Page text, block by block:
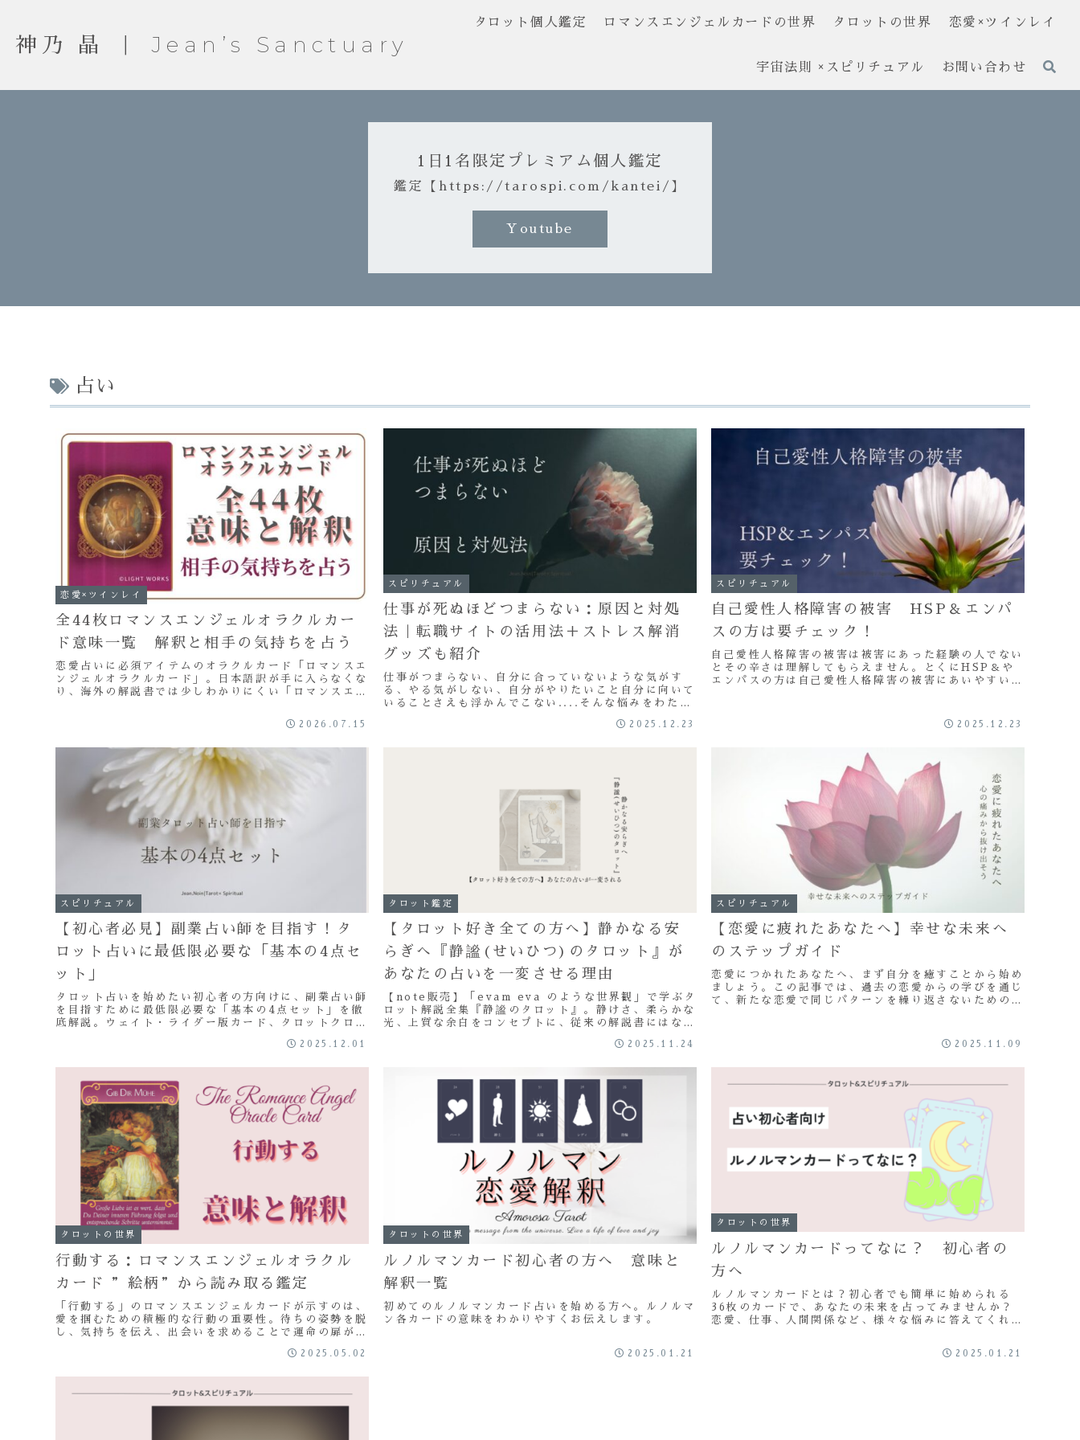
神乃 晶 ｜ Jean’s Sanctuary
タロット個人鑑定 ロマンスエンジェルカードの世界 タロットの世界 恋愛×ツインレイ
宇宙法則 ×スピリチュアル お問い合わせ
1日1名限定プレミアム個人鑑定
鑑定【https://tarospi.com/kantei/】
Youtube
占い
恋愛×ツインレイ
全44枚ロマンスエンジェルオラクルカー
ド意味一覧 解釈と相手の気持ちを占う
恋愛占いに必須アイテムのオラクルカード「ロマンスエ
ンジェルオラクルカード」。日本語訳が手に入らなくな
り、海外の解説書では少しわかりにくい「ロマンスエン
るツールとして情報発信しています。個人的な解釈もあ
わせて紹介していますので、リーディングの参考にされ
2026.07.15
スピリチュアル
仕事が死ぬほどつまらない：原因と対処
法｜転職サイトの活用法＋ストレス解消
グッズも紹介
仕事がつまらない、自分に合っていないような気がす
る、やる気がしない、自分がやりたいこと自分に向いて
いることさえも浮かんでこない....そんな悩みをわたく
ニングポイントが隠されています。そのサインを生かし
2025.12.23
スピリチュアル
自己愛性人格障害の被害 HSP＆エンパ
スの方は要チェック！
自己愛性人格障害の被害は被害にあった経験の人でない
とその辛さは理解してもらえません。とくにHSP＆や
エンパスの方は自己愛性人格障害の被害にあいやすい理
2025.12.23
スピリチュアル
【初心者必見】副業占い師を目指す！タ
ロット占いに最低限必要な「基本の4点セ
ット」
タロット占いを始めたい初心者の方向けに、副業占い師
を目指すために最低限必要な「基本の4点セット」を徹
底解説。ウェイト・ライダー版カード、タロットクロ
を上げる「タロット日記」の重要性をご紹介します。
2025.12.01
タロット鑑定
【タロット好き全ての方へ】静かなる安
らぎへ『静謐(せいひつ)のタロット』が
あなたの占いを一変させる理由
【note販売】「evam eva のような世界観」で学ぶタ
ロット解説全集『静謐のタロット』。静けさ、柔らかな
光、上質な余白をコンセプトに、従来の解説書にはない
2025.11.24
スピリチュアル
【恋愛に疲れたあなたへ】幸せな未来へ
のステップガイド
恋愛につかれたあなたへ、まず自分を癒すことから始め
ましょう。この記事では、過去の恋愛からの学びを通じ
て、新たな恋愛で同じパターンを繰り返さないためのヒ
2025.11.09
タロットの世界
行動する：ロマンスエンジェルオラクル
カード ”絵柄”から読み取る鑑定
「行動する」のロマンスエンジェルカードが示すのは、
愛を掴むための積極的な行動の重要性。待ちの姿勢を脱
し、気持ちを伝え、出会いを求めることで運命の扉が開
し、心に従って一歩踏み出すことで、素晴らしい愛の未
2025.05.02
タロットの世界
ルノルマンカード初心者の方へ 意味と
解釈一覧
初めてのルノルマンカード占いを始める方へ。ルノルマ
ン各カードの意味をわかりやすくお伝えします。
2025.01.21
タロットの世界
ルノルマンカードってなに？ 初心者の
方へ
ルノルマンカードとは？初心者でも簡単に始められる
36枚のカードで、あなたの未来を占ってみませんか？
恋愛、仕事、人間関係など、様々な悩みに答えてくれま
2025.01.21